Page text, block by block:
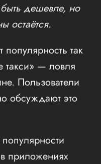
дешевле, но
остаётся.
так
такси» — ловля
Пользователи
обсуждают это
приложениях